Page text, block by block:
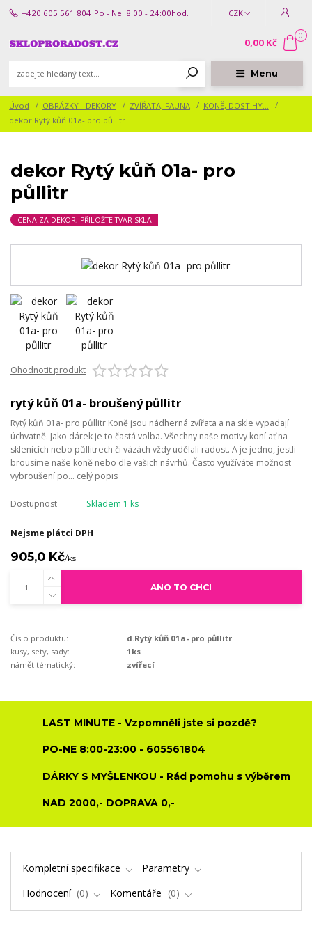
Menu
CZK
+420 605 561 804 Po - Ne: 8:00 - 24:00hod.
0
0,00 Kč
Úvod OBRÁZKY - DEKORY ZVÍŘATA, FAUNA
KONĚ, DOSTIHY...
dekor Rytý kůň 01a- pro půllitr
dekor Rytý kůň 01a- pro
půllitr
CENA ZA DEKOR, PŘILOŽTE TVAR SKLA
Ohodnotit produkt
rytý kůň 01a- broušený půllitr
Rytý kůň 01a- pro půllitr Koně jsou nádherná zvířata a na skle vypadají
úchvatně. Jako dárek je to častá volba. Všechny naše motivy koní ať na
sklenicích nebo půllitrech či vázách vždy udělali radost. A je jedno, jestli
brousíme naše koně nebo dle vašich návrhů. Často využíváte možnost
vybroušení po... celý popis
Dostupnost Skladem 1 ks
Nejsme plátci DPH
905,0 Kč/ks
ANO TO CHCI
Číslo produktu:
d.Rytý kůň 01a- pro půllitr
kusy, sety, sady:
1ks
námět tématický:
zvířecí
LAST MINUTE - Vzpomněli jste si pozdě?
PO-NE 8:00-23:00 - 605561804
DÁRKY S MYŠLENKOU - Rád pomohu s výběrem
NAD 2000,- DOPRAVA 0,-
Kompletní specifikace
Parametry
Hodnocení
0 Komentáře 0